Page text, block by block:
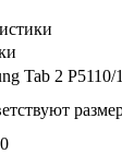
Tab 2 P5110/